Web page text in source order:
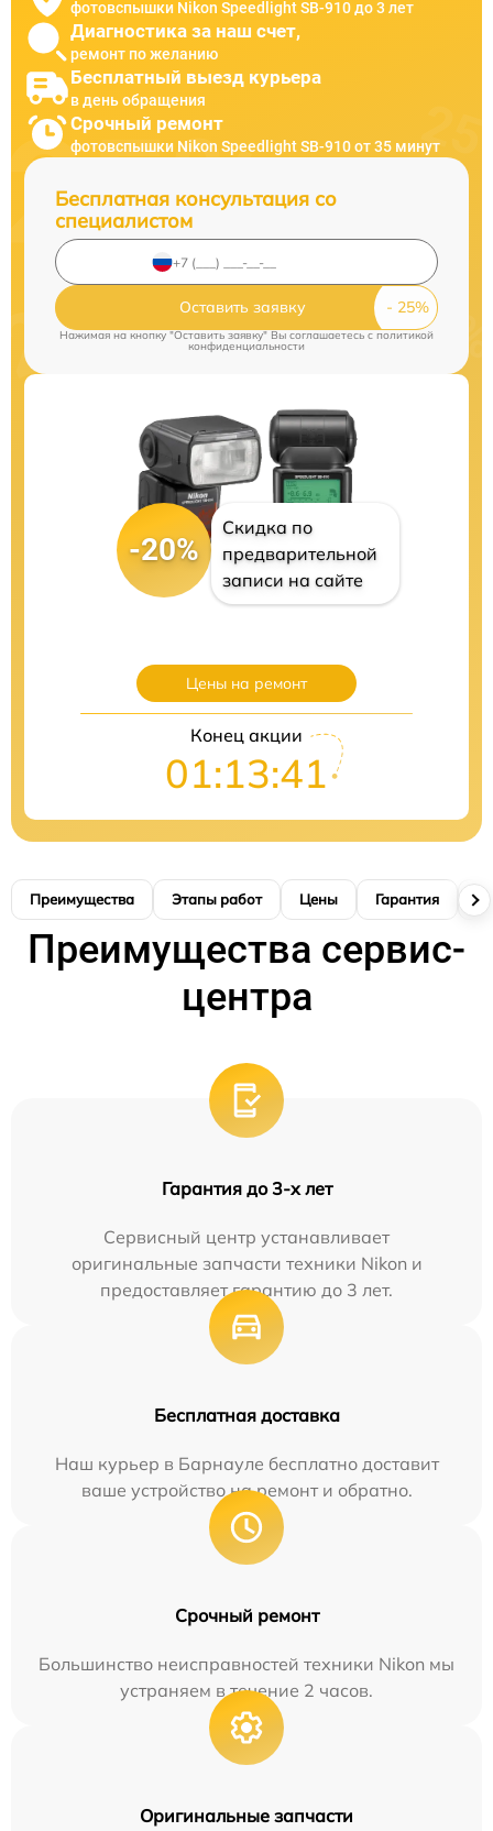
фотовспышки Nikon Speedlight SB-910 до 3 лет
Диагностика за наш счет,
ремонт по желанию
Бесплатный выезд курьера
в день обращения
Срочный ремонт
фотовспышки Nikon Speedlight SB-910 от 35 минут
Бесплатная консультация со
специалистом
Оставить заявку
Нажимая на кнопку "Оставить заявку" Вы соглашаетесь cполитикой
конфиденциальности
-20%
Скидка по
предварительной
записи на сайте
Цены на ремонт
Конец акции
01:13:41
Преимущества Этапы работ Цены Гарантия
Преимущества сервис-
центра
Гарантия до 3-х лет
Сервисный центр устанавливает
оригинальные запчасти техники Nikon и
предоставляет гарантию до 3 лет.
Бесплатная доставка
Наш курьер в Барнауле бесплатно доставит
ваше устройство на ремонт и обратно.
Срочный ремонт
Большинство неисправностей техники Nikon мы
устраняем в течение 2 часов.
Оригинальные запчасти